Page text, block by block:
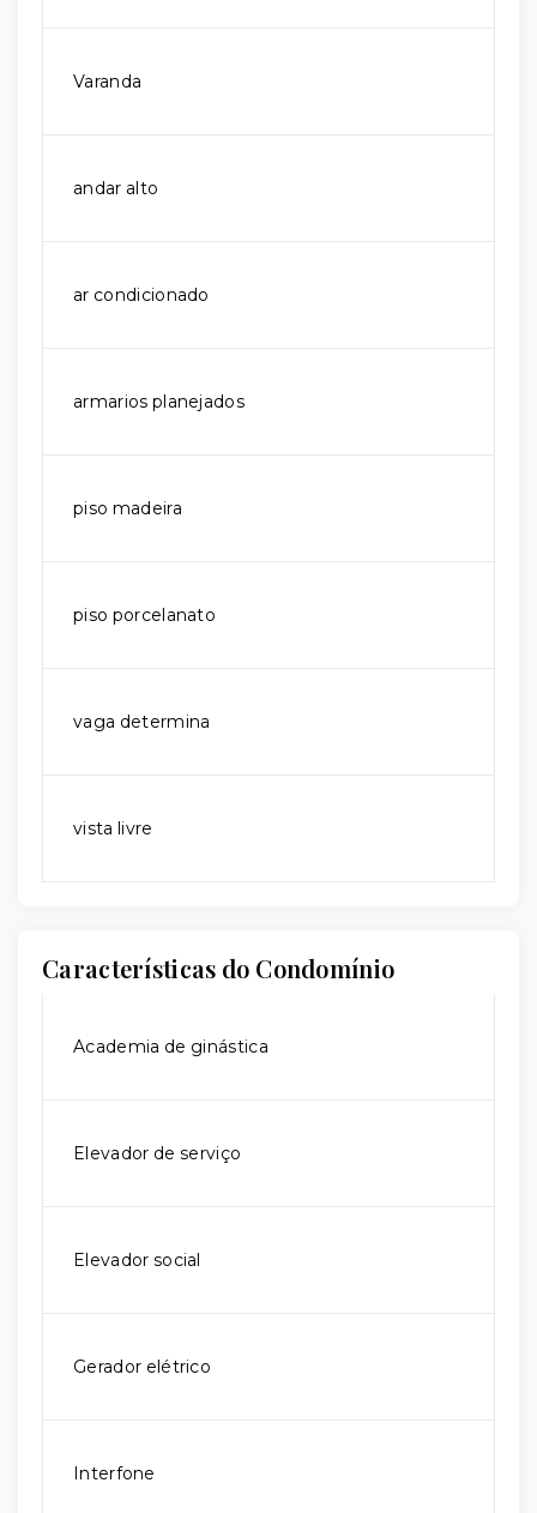
Varanda
andar alto
ar condicionado
armarios planejados
piso madeira
piso porcelanato
vaga determina
vista livre
Características do Condomínio
Academia de ginástica
Elevador de serviço
Elevador social
Gerador elétrico
Interfone